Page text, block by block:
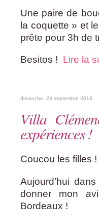
Une paire de
la coquette » et
prête pour 3h de
Besitos ! Lire la
dimanche, 23 septembre 2018
Villa
expériences !
Coucou les filles !
Aujourd’hui
donner mon
Bordeaux !